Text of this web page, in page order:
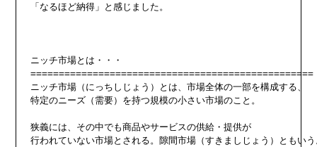
「なるほど納得」と感じました。
ニッチ市場とは・・・
==================================================
ニッチ市場（にっちしじょう）とは、市場全体の一部を構成する、
特定のニーズ（需要）を持つ規模の小さい市場のこと。
狭義には、その中でも商品やサービスの供給・提供が
行われていない市場とされる。隙間市場（すきましじょう）ともい